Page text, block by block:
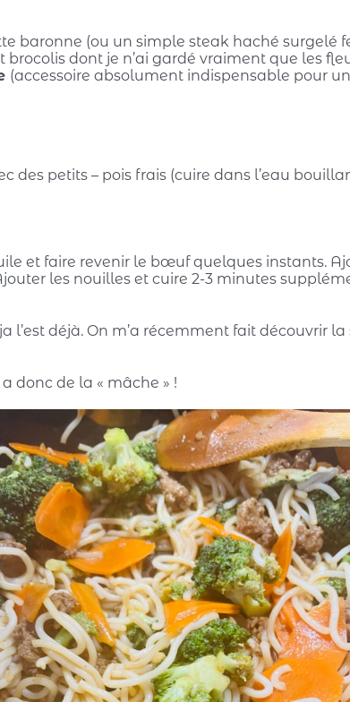
(ou un simple steak haché surgelé
brocolis dont je n’ai gardé vraiment que les
(accessoire absolument indispensable pour
des petits – pois frais (cuire dans l’eau
et faire revenir le bœuf quelques instants.
les nouilles et cuire 2-3 minutes
l’est déjà. On m’a récemment fait découvrir
donc de la « mâche » !